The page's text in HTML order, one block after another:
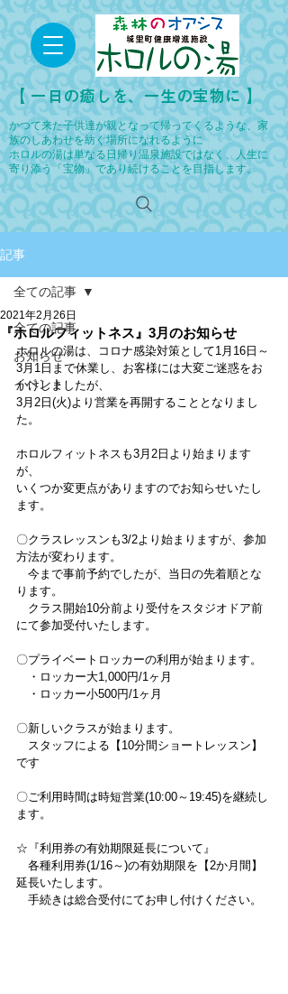
​【 一日の癒しを、一生の宝物に 】
かつて来た子供達が親となって帰ってくるような、家
族のしあわせを紡ぐ場所になれるように
ホロルの湯は単なる日帰り温泉施設ではなく、人生に
寄り添う「宝物」であり続けることを目指します。
記事
全ての記事
お知らせ
イベント
全ての記事
『ホロルフィットネス』3月のお知らせ
2021年2月26日
ホロルの湯は、コロナ感染対策として1月16日～
3月1日まで休業し、お客様には大変ご迷惑をお
かけしましたが、
3月2日(火)より営業を再開することとなりまし
た。
ホロルフィットネスも3月2日より始まります
が、
いくつか変更点がありますのでお知らせいたし
ます。
〇クラスレッスンも3/2より始まりますが、参加
方法が変わります。
今まで事前予約でしたが、当日の先着順とな
ります。
クラス開始10分前より受付をスタジオドア前
にて参加受付いたします。
〇プライベートロッカーの利用が始まります。
・ロッカー大1,000円/1ヶ月
・ロッカー小500円/1ヶ月
〇新しいクラスが始まります。
スタッフによる【10分間ショートレッスン】
です
〇ご利用時間は時短営業(10:00～19:45)を継続し
ます。
☆『利用券の有効期限延長について』
各種利用券(1/16～)の有効期限を【2か月間】
延長いたします。
手続きは総合受付にてお申し付けください。